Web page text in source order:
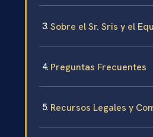
Sobre el Sr. Sris y el
Preguntas Frecuentes
Recursos Legales y